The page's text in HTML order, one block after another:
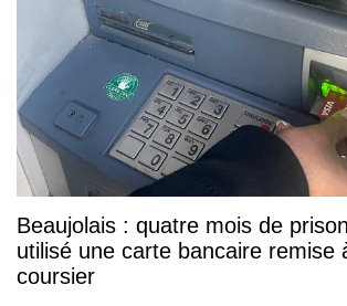
Beaujolais : quatre mois de
utilisé une carte bancaire remise
coursier